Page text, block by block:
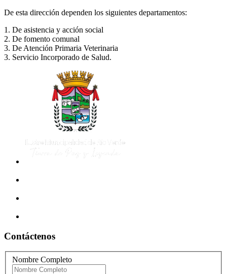
De esta dirección dependen los siguientes departamentos:
1. De asistencia y acción social
2. De fomento comunal
3. De Atención Primaria Veterinaria
3. Servicio Incorporado de Salud.
Contáctenos
Nombre Completo